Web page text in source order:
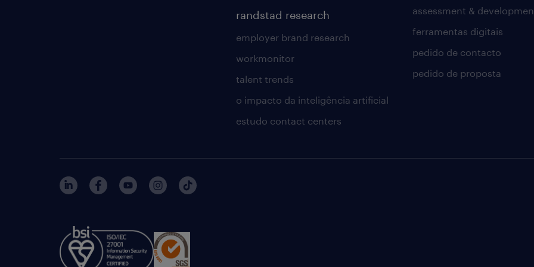
randstad research
employer brand research
workmonitor
talent trends
o impacto da inteligência artificial
estudo contact centers
assessment &
ferramentas digitais
pedido de contacto
pedido de proposta